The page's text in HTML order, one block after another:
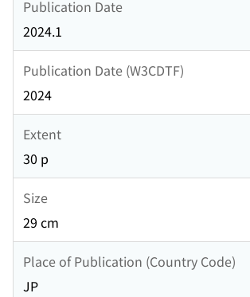
Publication Date
2024.1
Publication Date (W3CDTF)
2024
Extent
30 p
Size
29 cm
Place of Publication (Country Code)
JP